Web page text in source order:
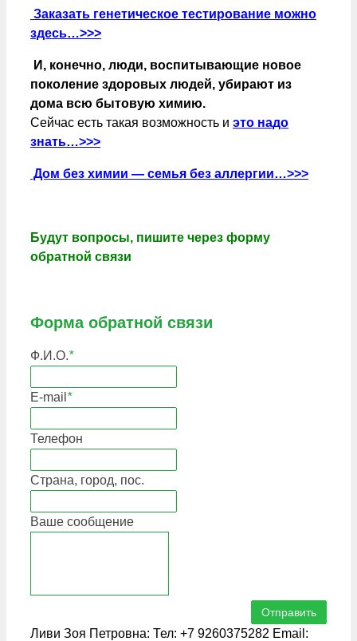
Заказать генетическое тестирование можно
здесь…>>>
И, конечно, люди, воспитывающие новое
поколение здоровых людей, убирают из
дома всю бытовую химию.
Сейчас есть такая возможность и это надо
знать…>>>
Дом без химии — семья без аллергии…>>>
Будут вопросы, пишите через форму
обратной связи
Форма обратной связи
Ф.И.О.*
E-mail *
Телефон
Страна, город, пос.
Ваше сообщение
Отправить
Ливи Зоя Петровна: Тел: +7 9260375282 Email: